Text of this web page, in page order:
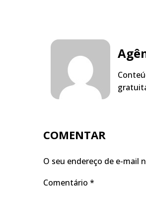
COMENTAR
O seu endereço de e-mail
Comentário *